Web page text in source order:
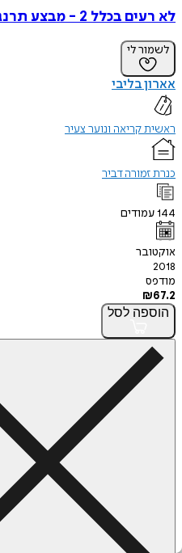
לא רעים בכלל 2 - מבצע תרנגולת
לשמור לי
אארון בליבי
ראשית קריאה ונוער צעיר
כנרת זמורה דביר
144עמודים
אוקטובר
2018
מודפס
₪67.2
הוספה לסל